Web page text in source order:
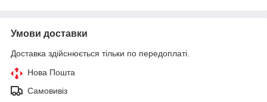
Умови доставки
Доставка здійснюється тільки по передоплаті.
Нова Пошта
Самовивіз